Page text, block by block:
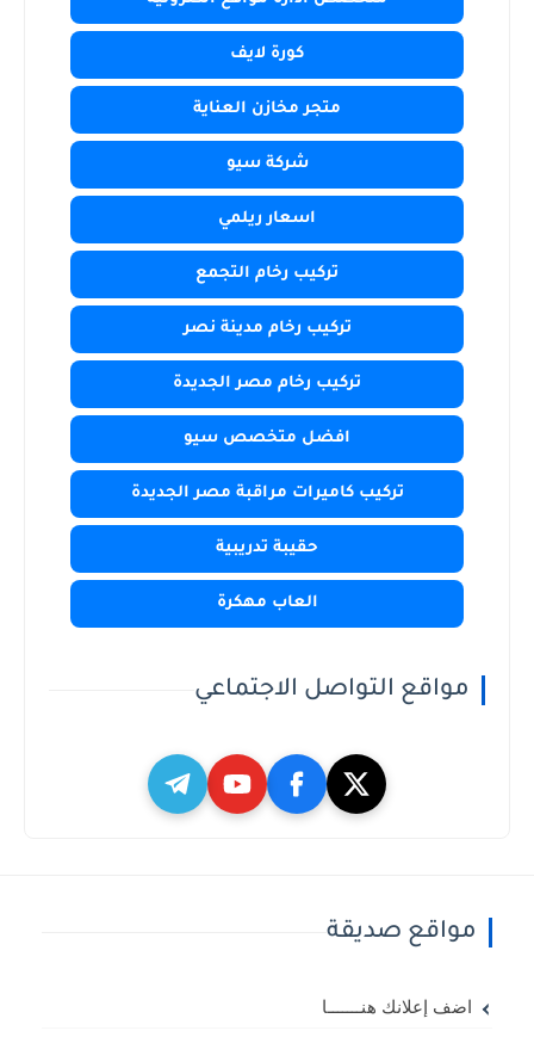
كورة لايف
متجر مخازن العناية
شركة سيو
اسعار ريلمي
تركيب رخام التجمع
تركيب رخام مدينة نصر
تركيب رخام مصر الجديدة
افضل متخصص سيو
تركيب كاميرات مراقبة مصر الجديدة
حقيبة تدريبية
العاب مهكرة
مواقع التواصل الاجتماعي
مواقع صديقة
اضف إعلانك هنـــــــا